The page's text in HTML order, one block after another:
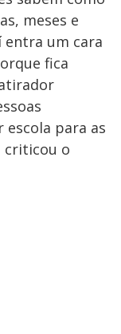
meses e
entra um cara
fica
para as
criticou o